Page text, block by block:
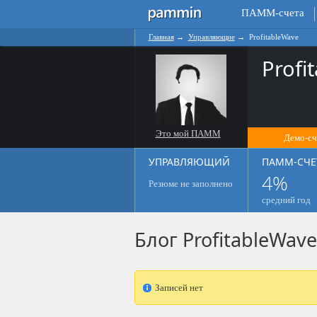
ПАММ-счета
Главная→ Управляющие→ ProfitableWave
Это мой ПАММ Демо-
УПРАВЛЯЮЩИЙ
Резюме не заполнено
ПАММ-
4%
средний год
Блог ProfitableWave
Записей нет